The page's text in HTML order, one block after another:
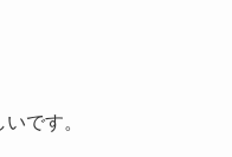
です。